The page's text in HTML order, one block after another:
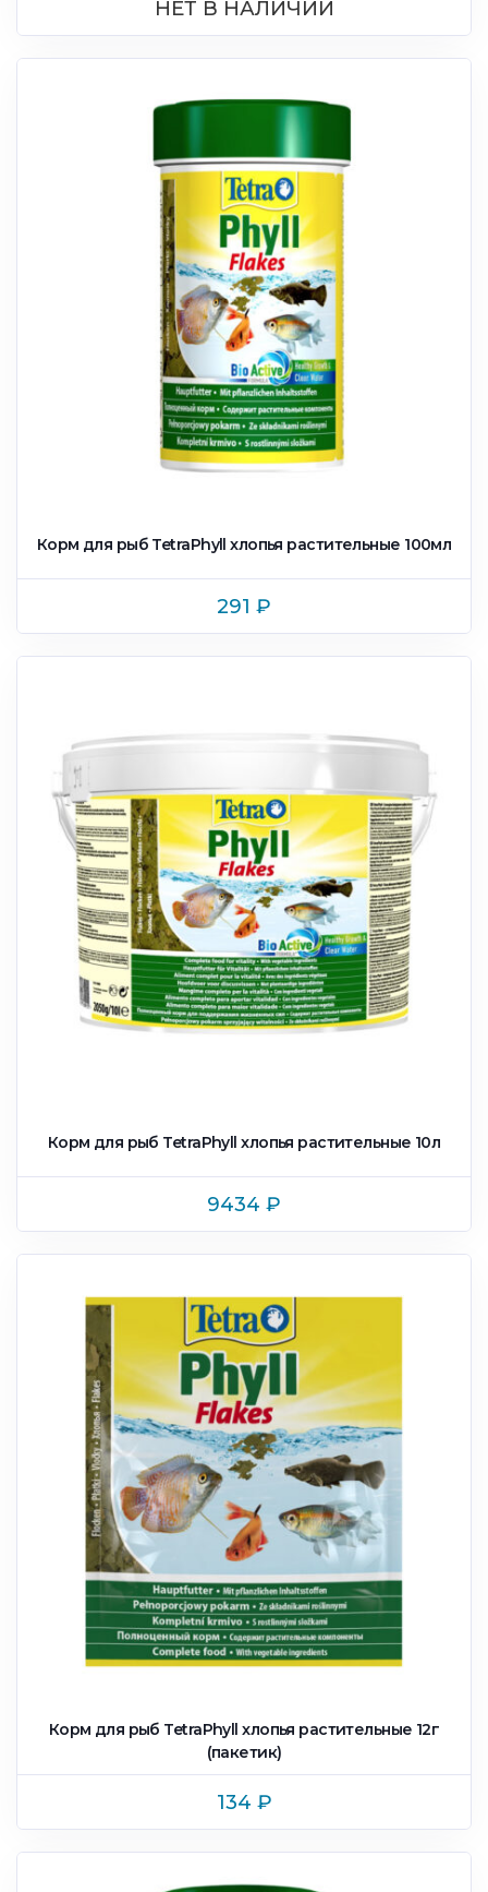
НЕТ В НАЛИЧИИ
Корм для рыб TetraPhyll xлопья растительные 100мл
291 ₽
Корм для рыб TetraPhyll xлопья растительные 10л
9434 ₽
Корм для рыб TetraPhyll xлопья растительные 12г
(пакетик)
134 ₽